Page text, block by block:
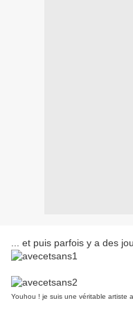
... et puis parfois y a des
Youhou ! je suis une véritable artiste